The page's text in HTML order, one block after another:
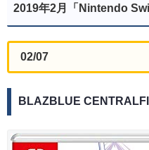
2019年2月「Nintendo
02/07
BLAZBLUE